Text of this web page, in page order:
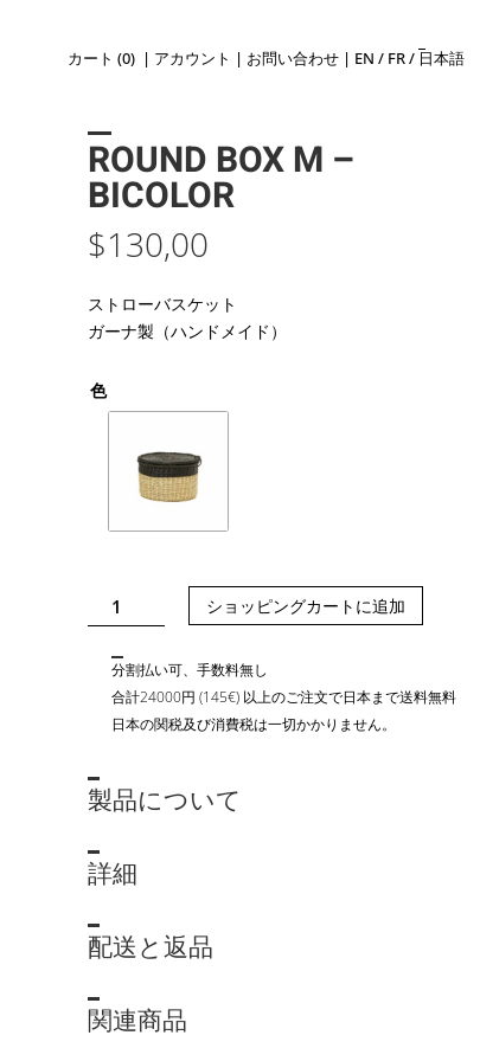
カート (0) | アカウント | お問い合わせ | EN / FR/ 日本語
ROUND BOX M –
BICOLOR
$130,00
ストローバスケット
ガーナ製（ハンドメイド）
色
ROUND
BOX
BICOLOR
ショッピングカートに追加
分割払い可、手数料無し
合計24000円 (145€) 以上のご注文で日本まで送料無料
日本の関税及び消費税は一切かかりません。
製品について
詳細
配送と返品
関連商品